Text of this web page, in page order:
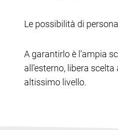
Le possibilità di
A garantirlo è l’ampia
all’esterno, libera
altissimo livello.